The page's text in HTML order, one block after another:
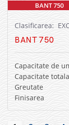
BANT 750
Clasificarea:
BANT 750
Capacitate de
Capacitate totala
Greutate
Finisarea